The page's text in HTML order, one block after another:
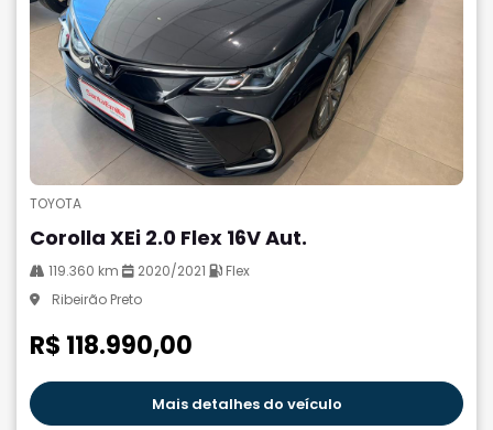
TOYOTA
Corolla XEi 2.0 Flex 16V Aut.
119.360 km 2020/2021
Flex
Ribeirão Preto
R$ 118.990,00
Mais detalhes do veículo